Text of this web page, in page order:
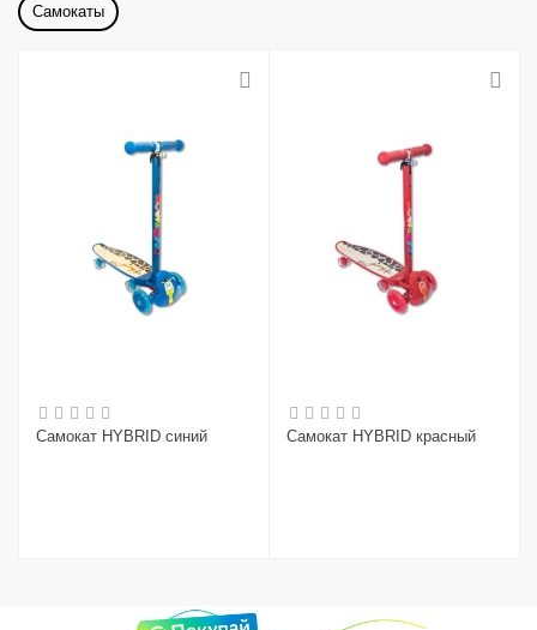
Самокаты
Самокат HYBRID синий Самокат HYBRID красный